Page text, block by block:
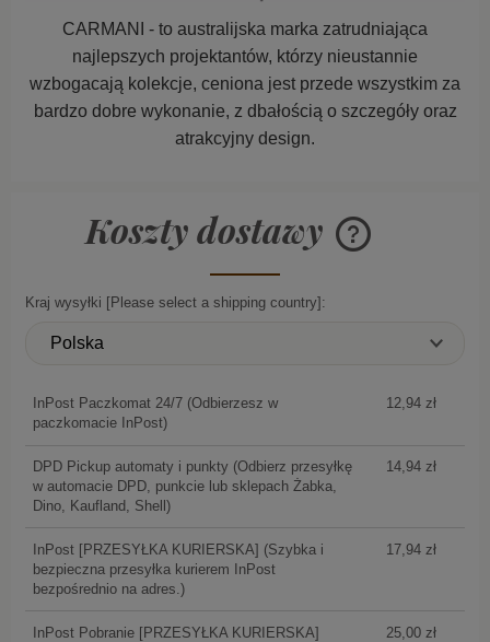
CARMANI - to australijska marka zatrudniająca
najlepszych projektantów, którzy nieustannie
wzbogacają kolekcje, ceniona jest przede wszystkim za
bardzo dobre wykonanie, z dbałością o szczegóły oraz
atrakcyjny design.
Koszty dostawy
Cena nie zawiera
Kraj wysyłki [Please select a shipping country]:
InPost Paczkomat 24/7(Odbierzesz w
paczkomacie InPost)
12,94 zł
DPD Pickup automaty i punkty(Odbierz przesyłkę
w automacie DPD, punkcie lub sklepach Żabka,
Dino, Kaufland, Shell)
14,94 zł
InPost [PRZESYŁKA KURIERSKA] (Szybka i
bezpieczna przesyłka kurierem InPost
bezpośrednio na adres.)
17,94 zł
InPost Pobranie [PRZESYŁKA KURIERSKA]
25,00 zł